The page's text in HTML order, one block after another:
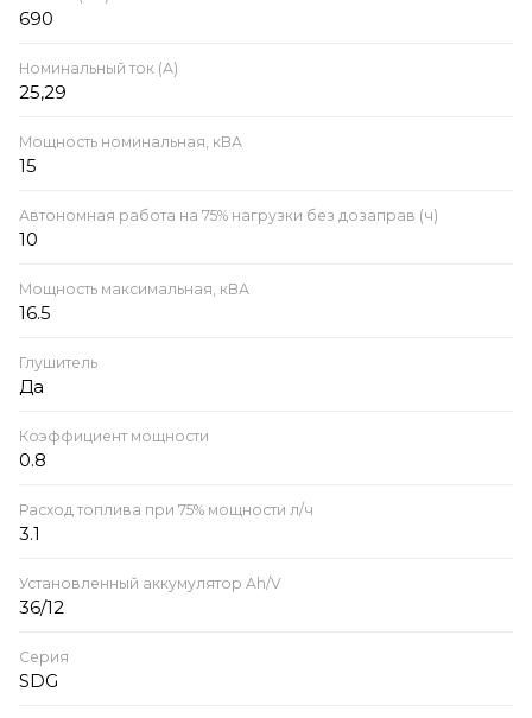
690
Номинальный ток (А)
25,29
Мощность номинальная, кВА
15
Автономная работа на 75% нагрузки без дозаправ (ч)
10
Мощность максимальная, кВА
16.5
Глушитель
Да
Коэффициент мощности
0.8
Расход топлива при 75% мощности л/ч
3.1
Установленный аккумулятор Ah/V
36/12
Серия
SDG